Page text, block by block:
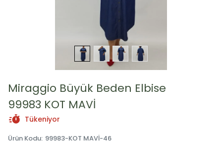
Miraggio Büyük Beden Elbise
99983 KOT MAVİ
Tükeniyor
Ürün Kodu: 99983-KOT MAVİ-46